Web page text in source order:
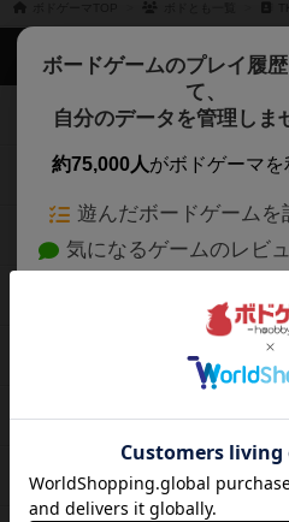
ボードゲームのプレイ履
て、
自分のデータを管理しま
約75,000人がボドゲーマを
遊んだボードゲームを
気になるゲームのレビ
有
ログイン / 会員登録（10秒
Apple
または
ボドゲーマTOP
ボードゲームを検索する
ボードゲームの新着レビュ
ボードゲーム会情報
掲示板・トピックス
ボドとも・会員一覧
ボードゲーム業界コラム